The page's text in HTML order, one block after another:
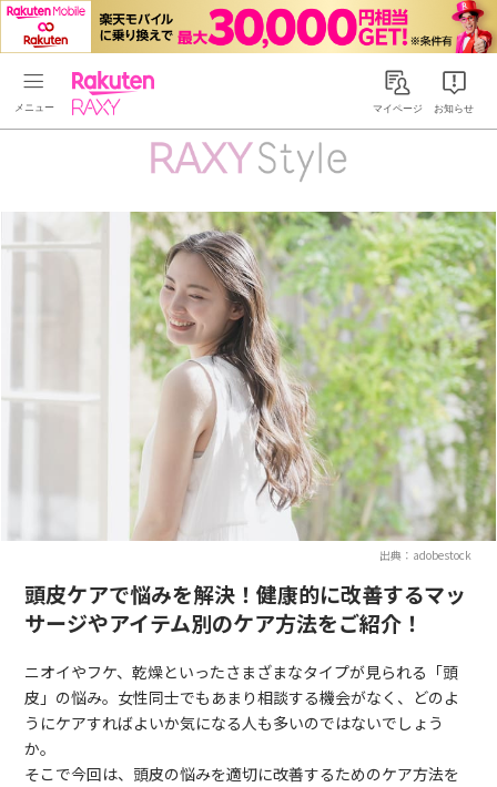
Rakuten RAXYマイページ お知らせ
出典：adobestock
頭皮ケアで悩みを解決！健康的に改善するマッ
サージやアイテム別のケア方法をご紹介！
ニオイやフケ、乾燥といったさまざまなタイプが見られる「頭
皮」の悩み。女性同士でもあまり相談する機会がなく、どのよ
うにケアすればよいか気になる人も多いのではないでしょう
か。
そこで今回は、頭皮の悩みを適切に改善するためのケア方法を